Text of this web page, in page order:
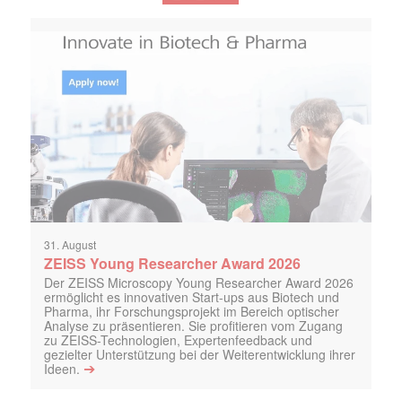
31. August
ZEISS Young Researcher Award 2026
Der ZEISS Microscopy Young Researcher Award 2026
ermöglicht es innovativen Start-ups aus Biotech und
Pharma, ihr Forschungsprojekt im Bereich optischer
Analyse zu präsentieren. Sie profitieren vom Zugang
zu ZEISS-Technologien, Expertenfeedback und
gezielter Unterstützung bei der Weiterentwicklung ihrer
Ideen. ➔